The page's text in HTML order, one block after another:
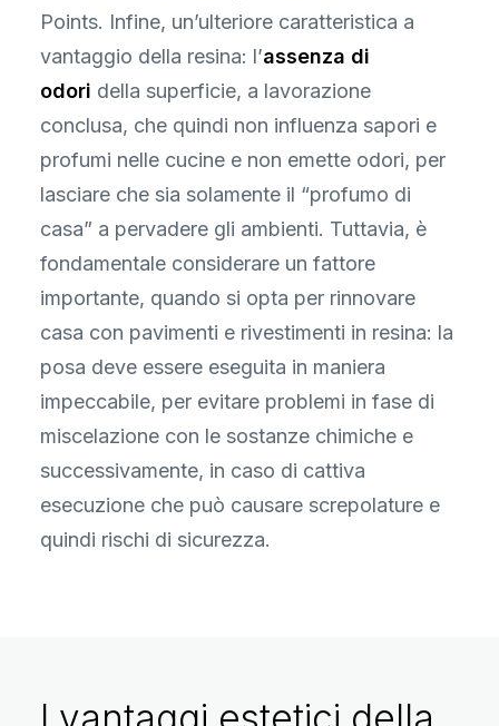
Points. Infine, un’ulteriore caratteristica a
vantaggio della resina: l’assenza di
odori della superficie, a lavorazione
conclusa, che quindi non influenza sapori e
profumi nelle cucine e non emette odori, per
lasciare che sia solamente il “profumo di
casa” a pervadere gli ambienti. Tuttavia, è
fondamentale considerare un fattore
importante, quando si opta per rinnovare
casa con pavimenti e rivestimenti in resina: la
posa deve essere eseguita in maniera
impeccabile, per evitare problemi in fase di
miscelazione con le sostanze chimiche e
successivamente, in caso di cattiva
esecuzione che può causare screpolature e
quindi rischi di sicurezza.